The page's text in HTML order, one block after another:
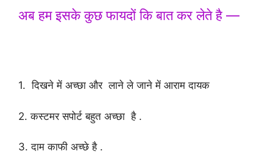
अब हम इसके कुछ फायदों कि बात कर लेते है —
1. दिखने में अच्छा और लाने ले जाने में आराम दायक
2. कस्टमर सपोर्ट बहुत अच्छा है .
3. दाम काफी अच्छे है .